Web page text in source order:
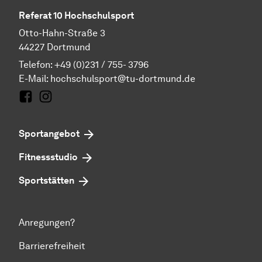
Referat 10 Hochschulsport
Otto-Hahn-Straße 3
44227 Dortmund
Telefon: +49 (0)231 / 755- 3796
E-Mail: hochschulsport@tu-dortmund.de
Sportangebot
Fitnessstudio
Sportstätten
Anregungen?
Barrierefreiheit